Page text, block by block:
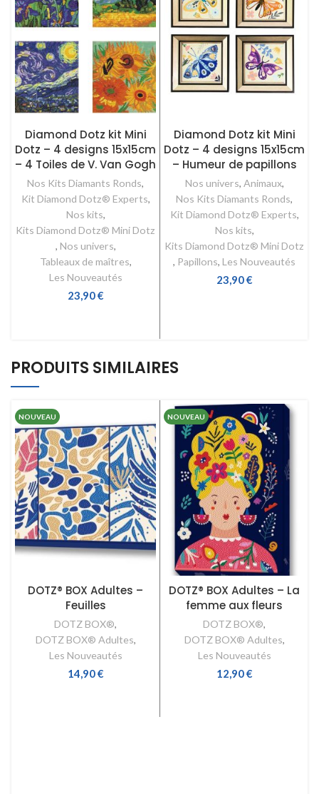
Diamond Dotz kit Mini
Dotz – 4 designs 15x15cm
– 4 Toiles de V. Van Gogh
Nos Kits Diamants Ronds,
Kit Diamond Dotz® Experts,
Nos kits,
Kits Diamond Dotz® Mini Dotz
, Nos univers,
Tableaux de maîtres,
Les Nouveautés
23,90€
Diamond Dotz kit Mini
Dotz – 4 designs 15x15cm
– Humeur de papillons
Nos univers, Animaux,
Nos Kits Diamants Ronds,
Kit Diamond Dotz® Experts,
Nos kits,
Kits Diamond Dotz® Mini Dotz
, Papillons, Les Nouveautés
23,90€
PRODUITS SIMILAIRES
NOUVEAU
DOTZ® BOX Adultes –
Feuilles
DOTZ BOX®,
DOTZ BOX® Adultes,
Les Nouveautés
14,90€
NOUVEAU
DOTZ® BOX Adultes – La
femme aux fleurs
DOTZ BOX®,
DOTZ BOX® Adultes,
Les Nouveautés
12,90€